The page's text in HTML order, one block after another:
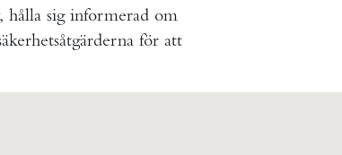
hålla sig informerad om
för att